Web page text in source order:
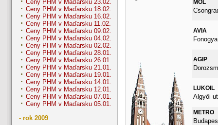
Ceny PHM v Maďarsku 23.02.
Ceny PHM v Maďarsku 18.02.
Ceny PHM v Maďarsku 16.02.
Ceny PHM v Maďarsku 11.02.
Ceny PHM v Maďarsku 09.02.
Ceny PHM v Maďarsku 04.02.
Ceny PHM v Maďarsku 02.02.
Ceny PHM v Maďarsku 28.01.
Ceny PHM v Maďarsku 26.01.
Ceny PHM v Maďarsku 21.01.
Ceny PHM v Maďarsku 19.01.
Ceny PHM v Maďarsku 14.01.
Ceny PHM v Maďarsku 12.01.
Ceny PHM v Maďarsku 07.01.
Ceny PHM v Maďarsku 05.01.
- rok 2009
MOL
AVIA
AGIP
LUKOIL
Algyői ut
METRO